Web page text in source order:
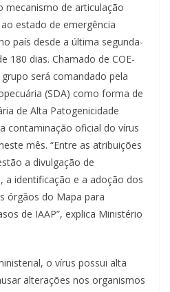
mecanismo de articulação
estado de emergência
país desde a última segunda-
180 dias. Chamado de COE-
será comandado pela
(SDA) como forma de
de Alta Patogenicidade
contaminação oficial do vírus
mês. “Entre as atribuições
a divulgação de
a identificação e a adoção dos
órgãos do Mapa para
de IAAP”, explica Ministério
o vírus possui alta
alterações nos organismos